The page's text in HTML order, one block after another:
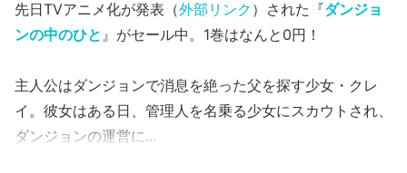
先日TVアニメ化が発表（外部リンク ）された『ダンジョ
ンの中のひと 』がセール中。1巻はなんと0円！
主人公はダンジョンで消息を絶った父を探す少女・クレ
イ。彼女はある日、管理人を名乗る少女にスカウトされ、
ダンジョンの運営に...